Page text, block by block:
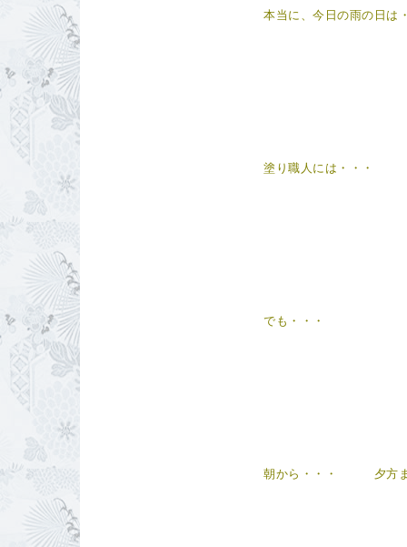
本当に、今日の雨の日は
塗り職人には・・・
でも・・・
朝から・・・ 夕方ま